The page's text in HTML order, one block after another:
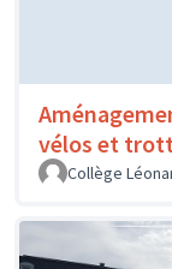
vélos et
Collège